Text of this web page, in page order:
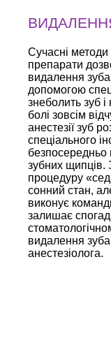
Сучасні методи
препарати
видалення
допомогою
знеболить зуб
болі зовсім
анестезії зуб
спеціального
зубних щипців.
процедуру
сонний стан,
виконує
залишає
видалення
анестезіолога.